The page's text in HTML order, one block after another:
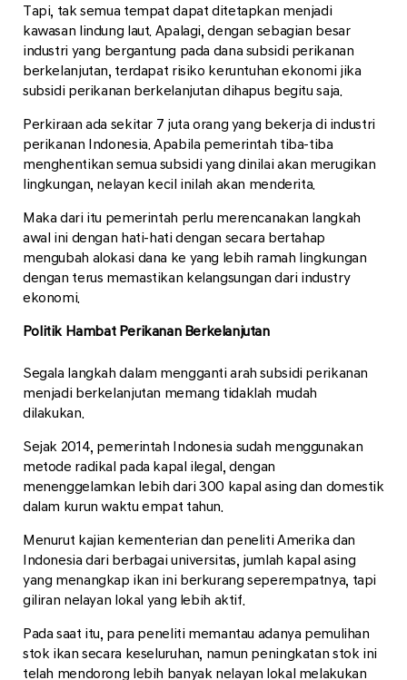
Tapi, tak semua tempat dapat ditetapkan menjadi
kawasan lindung laut. Apalagi, dengan sebagian besar
industri yang bergantung pada dana subsidi perikanan
berkelanjutan, terdapat risiko keruntuhan ekonomi jika
subsidi perikanan berkelanjutan dihapus begitu saja.
Perkiraan ada sekitar 7 juta orang yang bekerja di industri
perikanan Indonesia. Apabila pemerintah tiba-tiba
menghentikan semua subsidi yang dinilai akan merugikan
lingkungan, nelayan kecil inilah akan menderita.
Maka dari itu pemerintah perlu merencanakan langkah
awal ini dengan hati-hati dengan secara bertahap
mengubah alokasi dana ke yang lebih ramah lingkungan
dengan terus memastikan kelangsungan dari industry
ekonomi.
Politik Hambat Perikanan Berkelanjutan
Segala langkah dalam mengganti arah subsidi perikanan
menjadi berkelanjutan memang tidaklah mudah
dilakukan.
Sejak 2014, pemerintah Indonesia sudah menggunakan
metode radikal pada kapal ilegal, dengan
menenggelamkan lebih dari 300 kapal asing dan domestik
dalam kurun waktu empat tahun.
Menurut kajian kementerian dan peneliti Amerika dan
Indonesia dari berbagai universitas, jumlah kapal asing
yang menangkap ikan ini berkurang seperempatnya, tapi
giliran nelayan lokal yang lebih aktif.
Pada saat itu, para peneliti memantau adanya pemulihan
stok ikan secara keseluruhan, namun peningkatan stok ini
telah mendorong lebih banyak nelayan lokal melakukan